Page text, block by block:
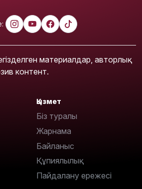
материалдар, авторлық
контент.
Қызмет
Біз туралы
Жарнама
Байланыс
Құпиялылық
Пайдалану ережесі